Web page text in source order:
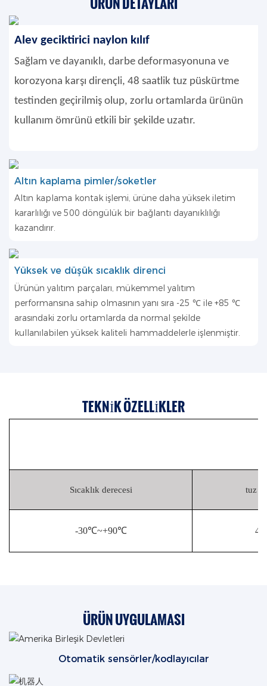
Alev geciktirici naylon kılıf
Sağlam ve dayanıklı, darbe deformasyonuna ve
korozyona karşı dirençli, 48 saatlik tuz püskürtme
testinden geçirilmiş olup, zorlu ortamlarda ürünün
kullanım ömrünü etkili bir şekilde uzatır.
Altın kaplama pimler/soketler
Altın kaplama kontak işlemi, ürüne daha yüksek iletim
kararlılığı ve 500 döngülük bir bağlantı dayanıklılığı
kazandırır.
Yüksek ve düşük sıcaklık direnci
Ürünün yalıtım parçaları, mükemmel yalıtım
performansına sahip olmasının yanı sıra -25 ℃ ile +85 ℃
arasındaki zorlu ortamlarda da normal şekilde
kullanılabilen yüksek kaliteli hammaddelerle işlenmiştir.
TEKNIK ÖZELLIKLER
Sıcaklık derecesi tuz
-30℃~+90℃
ÜRÜN UYGULAMASI
Otomatik sensörler/kodlayıcılar